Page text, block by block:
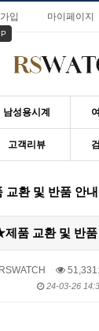
입 마이페이지
남성용시계
고객리뷰
교환 및 반품 안
품 교환 및 반
RSWATCH 51,331
24-03-26